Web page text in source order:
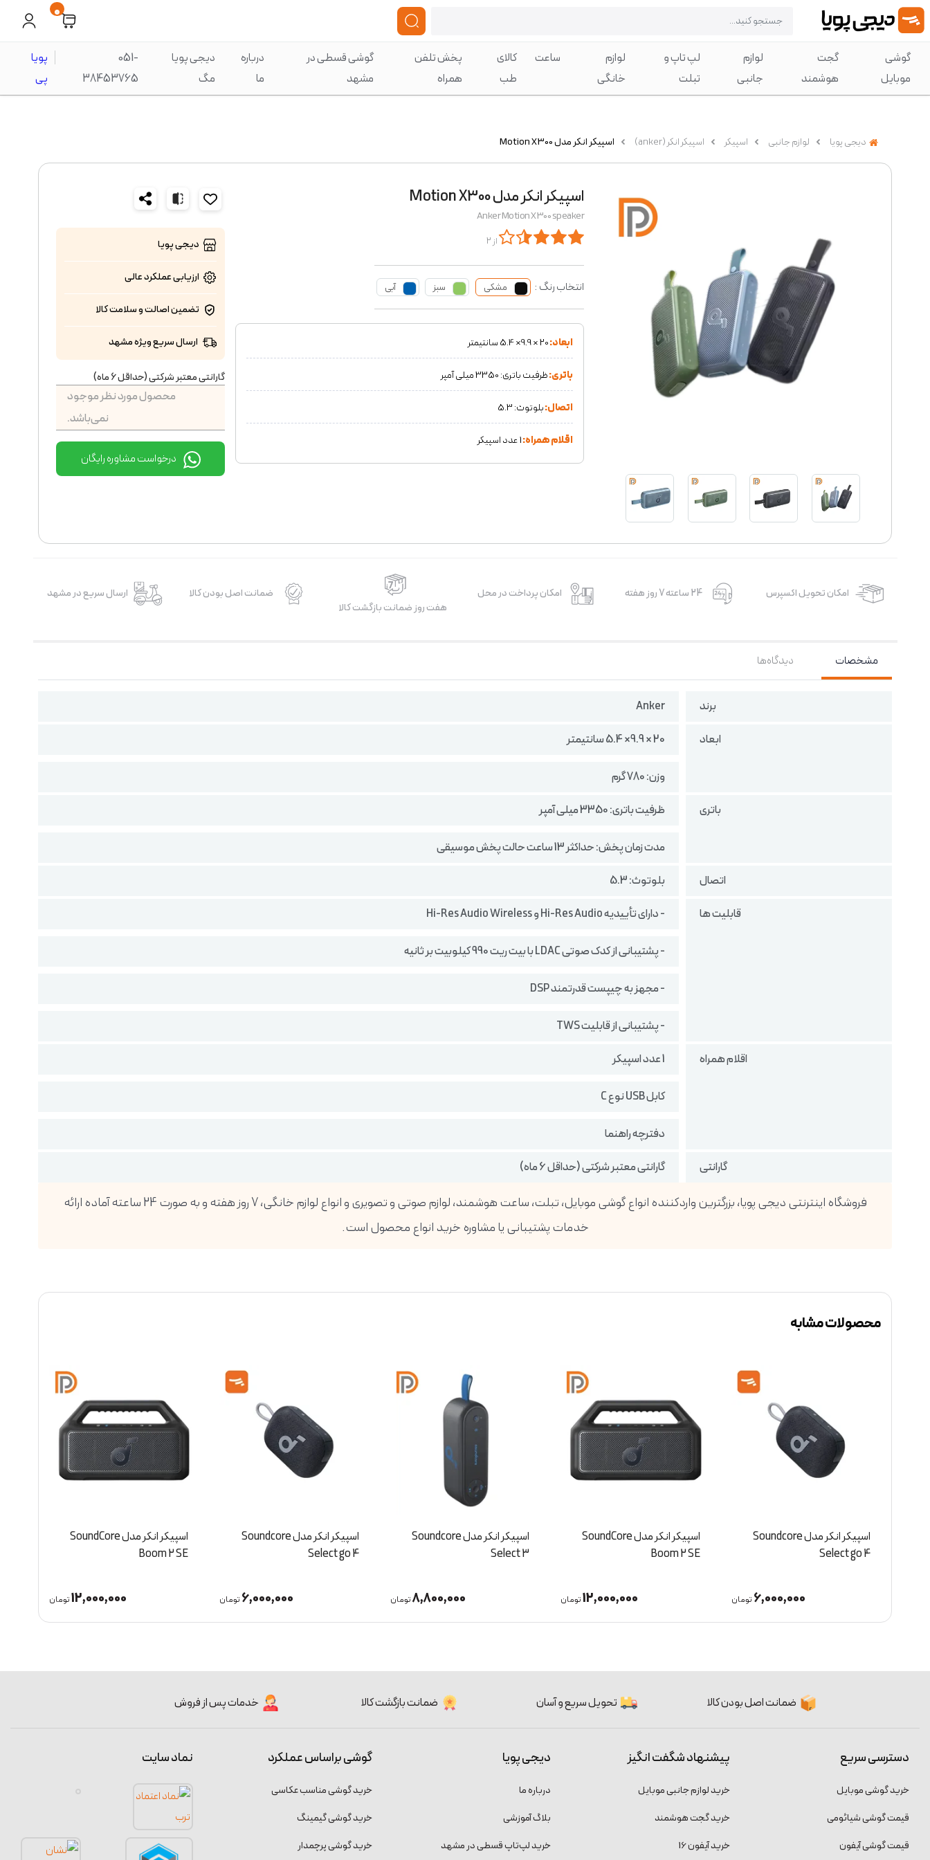
0
گوشی
موبایل
گجت
هوشمند
لوازم
جانبی
لپ تاپ و
تبلت
لوازم
خانگی
ساعت
کالای
طب
پخش تلفن
همراه
گوشی قسطی در
مشهد
درباره
ما
دیجی پویا
مگ
051-
38453765
پویا
پی
دیجی پویا لوازم جانبی اسپیکر اسپیکر انکر (anker) اسپیکر انکر مدل Motion X300
اسپیکر انکر مدل Motion X300
Anker Motion X300 speaker
از 2
انتخاب رنگ : مشکی سبز آبی
ابعاد:20 × 9.9× 5.4 سانتیمتر
باتری:ظرفیت باتری: 3350 میلی آمپر
اتصال:بلوتوث: 5.3
اقلام همراه:1 عدد اسپیکر
دیجی پویا
ارزیابی عملکردعالی
تضمین اصالت و سلامت کالا
ارسال سریع ویژه مشهد
گارانتی معتبر شرکتی (حداقل 6 ماه)
محصول مورد نظر موجود
نمی‌باشد.
درخواست مشاوره رایگان
امکان تحویل اکسپرس 24 ساعته 7 روز هفته
امکان پرداخت در محل
هفت روز ضمانت بازگشت کالا
ضمانت اصل بودن کالا ارسال سریع در مشهد
مشخصات دیدگاه‌ها
برند
Anker
ابعاد
20 × 9.9× 5.4 سانتیمتر
وزن: 780 گرم
باتری
ظرفیت باتری: 3350 میلی آمپر
مدت زمان پخش: حداکثر 13 ساعت حالت پخش موسیقی
اتصال
بلوتوث: 5.3
قابلیت ها
- دارای تأییدیه Hi-Res Audio و Hi-Res Audio Wireless
- پشتیبانی از کدک صوتی LDAC با بیت ریت 990 کیلوبیت بر ثانیه
- مجهز به چیپست قدرتمند DSP
- پشتیبانی از قابلیت TWS
اقلام همراه
1 عدد اسپیکر
کابل USB نوع C
دفترچه راهنما
گارانتی
گارانتی معتبر شرکتی (حداقل 6 ماه)
فروشگاه اینترنتی دیجی پویا، بزرگترین واردکننده انواع گوشی موبایل، تبلت، ساعت هوشمند، لوازم صوتی و تصویری و انواع لوازم خانگی، 7 روز هفته و به صورت 24 ساعته آماده ارائه
خدمات پشتیبانی یا مشاوره خرید انواع محصول است.
محصولات مشابه
اسپیکر انکر مدل SoundCore
Boom 2 SE
12,000,000 تومان
اسپیکر انکر مدل Soundcore
Select 3
8,800,000 تومان
اسپیکر انکر مدل Soundcore
Select go 4
6,000,000تومان
اسپیکر انکر مدل SoundCore
Boom 2 SE
12,000,000 تومان
اسپیکر انکر مدل Soundcore
Select 3
8,800,000 تومان
ضمانت اصل بودن کالا تحویل سریع و آسان ضمانت بازگشت کالا خدمات پس از فروش
دسترسی سریع
خرید گوشی موبایل
قیمت گوشی شیائومی
قیمت گوشی آیفون
پیشنهاد شگفت انگیز
خرید لوازم جانبی موبایل
خرید گجت هوشمند
خرید آیفون 16
دیجی پویا
درباره ما
بلاگ آموزشی
خرید لپ‌تاپ قسطی در مشهد
گوشی براساس عملکرد
خرید گوشی مناسب عکاسی
خرید گوشی گیمینگ
خرید گوشی پرچمدار
نماد سایت